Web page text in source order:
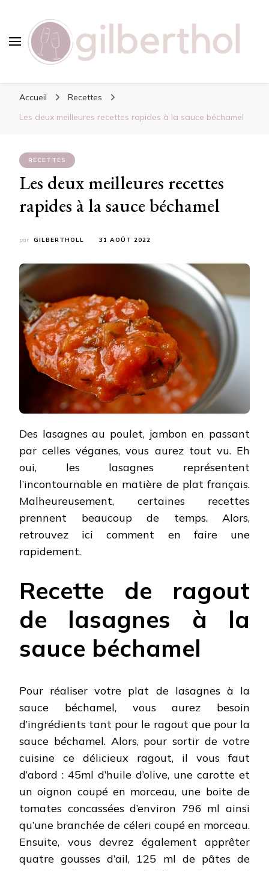
Accueil
Recettes
Les deux meilleures recettes rapides à la sauce béchamel
RECETTES
Les deux meilleures recettes
rapides à la sauce béchamel
par GILBERTHOLL 31 AOÛT 2022
Des lasagnes au poulet, jambon en passant
par celles véganes, vous aurez tout vu. Eh
oui, les lasagnes représentent
l’incontournable en matière de plat français.
Malheureusement, certaines recettes
prennent beaucoup de temps. Alors,
retrouvez ici comment en faire une
rapidement.
Recette de ragout
de lasagnes à la
sauce béchamel
Pour réaliser votre plat de lasagnes à la
sauce béchamel, vous aurez besoin
d’ingrédients tant pour le ragout que pour la
sauce béchamel. Alors, pour sortir de votre
cuisine ce délicieux ragout, il vous faut
d’abord : 45ml d’huile d’olive, une carotte et
un oignon coupé en morceau, une boite de
tomates concassées d’environ 796 ml ainsi
qu’une branchée de céleri coupé en morceau.
Ensuite, vous devrez également apprêter
quatre gousses d’ail, 125 ml de pâtes de